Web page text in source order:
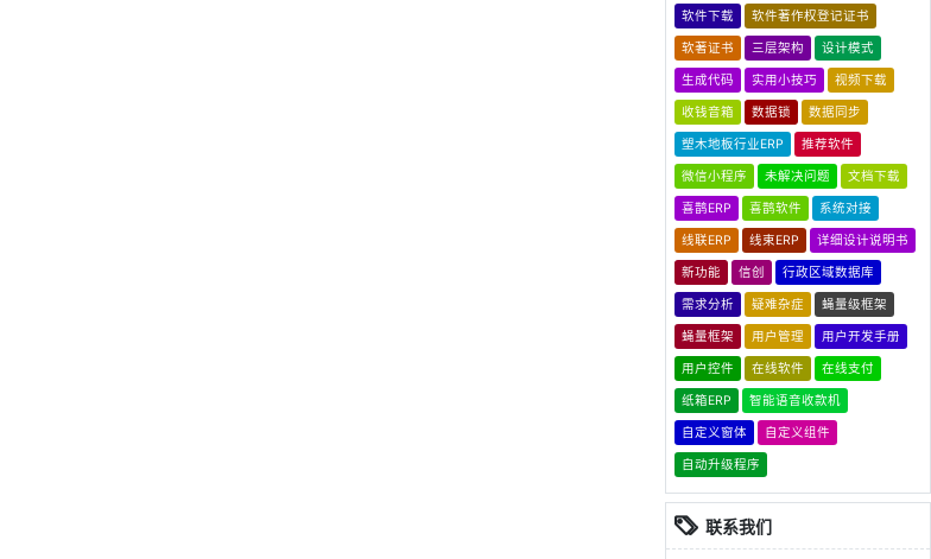
软件下载 软件著作权登记证书
软著证书 三层架构 设计模式
生成代码 实用小技巧 视频下载
收钱音箱 数据锁 数据同步
塑木地板行业ERP 推荐软件
微信小程序 未解决问题 文档下载
喜鹊ERP 喜鹊软件 系统对接
线联ERP 线束ERP 详细设计说明书
新功能 信创 行政区域数据库
需求分析 疑难杂症 蝇量级框架
蝇量框架 用户管理 用户开发手册
用户控件 在线软件 在线支付
纸箱ERP 智能语音收款机
自定义窗体 自定义组件
自动升级程序
联系我们